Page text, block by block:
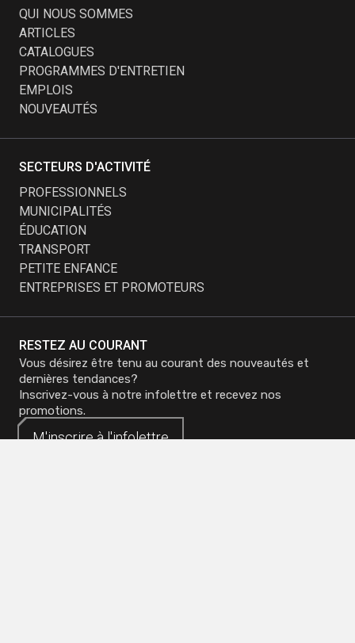
RESTEZ AU COURANT
Vous désirez être tenu au courant des nouveautés et
dernières tendances?
Inscrivez-vous à notre infolettre et recevez nos
promotions.
M'inscrire àl'infolettre
M'inscrire àl'infolettre
QUI NOUS SOMMES
ARTICLES
CATALOGUES
PROGRAMMES D'ENTRETIEN
EMPLOIS
NOUVEAUTÉS
SECTEURS D'ACTIVITÉ
PROFESSIONNELS
MUNICIPALITÉS
ÉDUCATION
TRANSPORT
PETITE ENFANCE
ENTREPRISES ET PROMOTEURS